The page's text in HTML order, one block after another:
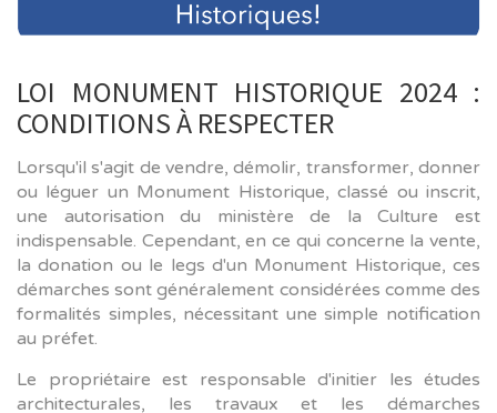
LOI MONUMENT HISTORIQUE 2024 :
CONDITIONS À RESPECTER
Lorsqu'il s'agit de vendre, démolir, transformer, donner
ou léguer un Monument Historique, classé ou inscrit,
une autorisation du ministère de la Culture est
indispensable. Cependant, en ce qui concerne la vente,
la donation ou le legs d'un Monument Historique, ces
démarches sont généralement considérées comme des
formalités simples, nécessitant une simple notification
au préfet.
Le propriétaire est responsable d'initier les études
architecturales, les travaux et les démarches